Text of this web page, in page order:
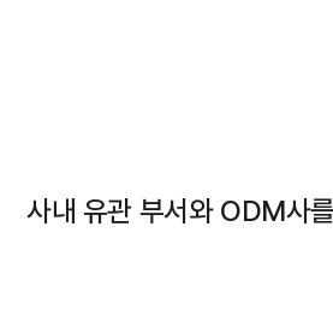
사내 유관 부서와 ODM사